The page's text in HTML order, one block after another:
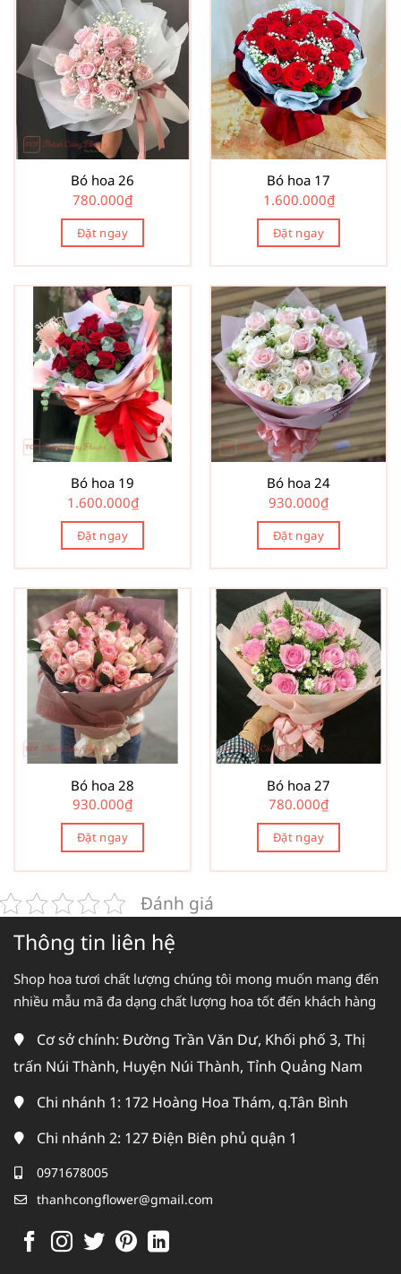
Bó hoa 26
780.000₫
Đặt ngay
Bó hoa 17
1.600.000₫
Đặt ngay
Bó hoa 19
1.600.000₫
Đặt ngay
Bó hoa 24
930.000₫
Đặt ngay
Bó hoa 28
930.000₫
Đặt ngay
Bó hoa 27
780.000₫
Đặt ngay
Đánh giá
Thông tin liên hệ
Shop hoa tươi chất lượng chúng tôi mong muốn mang đến
nhiều mẫu mã đa dạng chất lượng hoa tốt đến khách hàng
Cơ sở chính: Đường Trần Văn Dư, Khối phố 3, Thị
trấn Núi Thành, Huyện Núi Thành, Tỉnh Quảng Nam
Chi nhánh 1: 172 Hoàng Hoa Thám, q.Tân Bình
Chi nhánh 2: 127 Điện Biên phủ quận 1
0971678005
thanhcongflower@gmail.com